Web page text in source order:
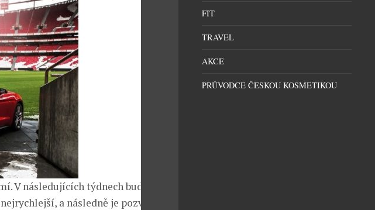
V následujících týdnech bude
a následně je pozve k
FIT
TRAVEL
AKCE
PRŮVODCE ČESKOU KOSMETIKOU